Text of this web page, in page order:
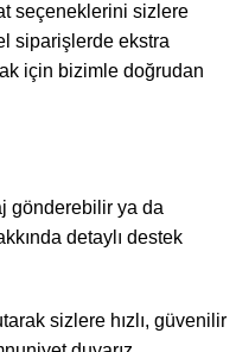
seçeneklerini sizlere
siparişlerde ekstra
için bizimle doğrudan
gönderebilir ya da
detaylı destek
sizlere hızlı, güvenilir